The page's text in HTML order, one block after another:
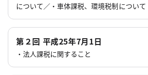
について／・車体課税、環境税制について
第２回 平成25年7月1日
・法人課税に関すること